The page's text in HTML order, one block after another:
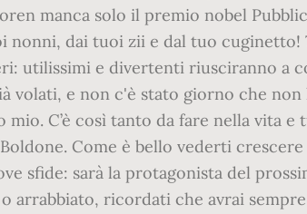
manca solo il premio nobel
nonni, dai tuoi zii e dal tuo cuginetto!
utilissimi e divertenti riusciranno a
volati, e non c'è stato giorno che
C’è così tanto da fare nella vita e
Come è bello vederti
sfide: sarà la protagonista del
arrabbiato, ricordati che avrai